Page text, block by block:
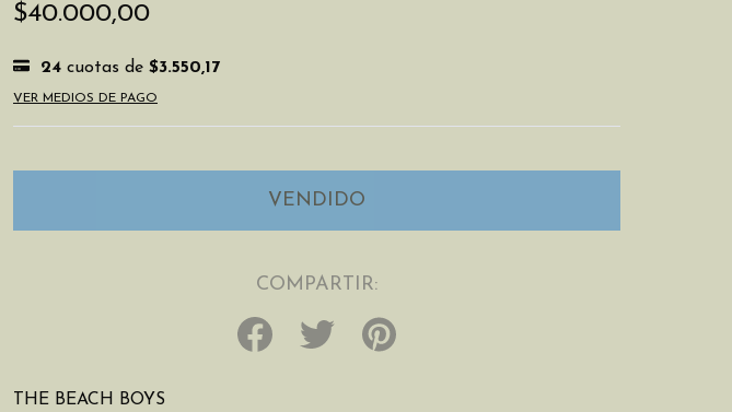
$40.000,00
24 cuotas de $3.550,17
VER MEDIOS DE PAGO
COMPARTIR:
THE BEACH BOYS